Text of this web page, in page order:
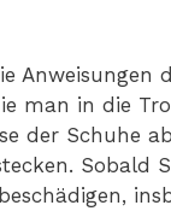
Anweisungen
man in die
der Schuhe
Sobald